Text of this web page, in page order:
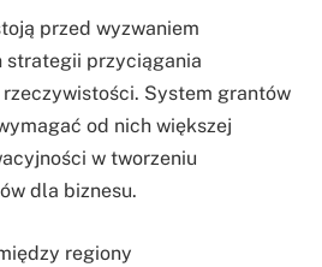
przed wyzwaniem
strategii przyciągania
System grantów
od nich większej
w tworzeniu
dla biznesu.
regiony